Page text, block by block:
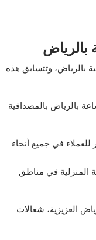
بالرياض
بالرياض، وتتسابق هذه
بالرياض بالمصداقية
في جميع أنحاء
المنزلية في مناطق
العزيزية، شغالات